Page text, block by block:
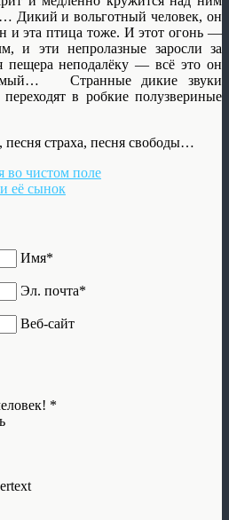
Дикий и вольготный человек, он
и эта птица тоже. И этот огонь —
и эти непролазные заросли за
пещера неподалёку — всё это он
Странные дикие звуки
переходят в робкие полузвериные
песня страха, песня свободы…
во чистом поле
её сынок
Имя*
Эл. почта*
Веб-сайт
*